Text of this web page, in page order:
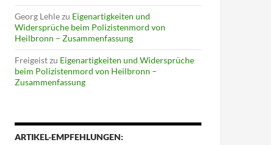
Georg Lehlezu Eigenartigkeiten und
Widersprüche beim Polizistenmord von
Heilbronn – Zusammenfassung
Freigeistzu Eigenartigkeiten und Widersprüche
beim Polizistenmord von Heilbronn –
Zusammenfassung
ARTIKEL-EMPFEHLUNGEN: